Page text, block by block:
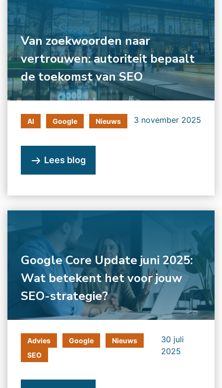
Van zoekwoorden naar
vertrouwen: autoriteit bepaalt
de toekomst van SEO
AI Google Nieuws 3 november 2025
Lees blog
Google Core Update juni 2025:
Wat betekent het voor jouw
SEO-strategie?
Advies Google
Nieuws
SEO
30 juli
2025